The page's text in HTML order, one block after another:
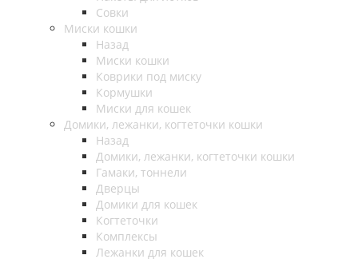
Совки
Миски кошки
Назад
Миски кошки
Коврики под миску
Кормушки
Миски для кошек
Домики, лежанки, когтеточки кошки
Назад
Домики, лежанки, когтеточки кошки
Гамаки, тоннели
Дверцы
Домики для кошек
Когтеточки
Комплексы
Лежанки для кошек